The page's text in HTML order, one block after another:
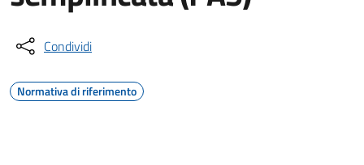
Condividi
Normativa di riferimento